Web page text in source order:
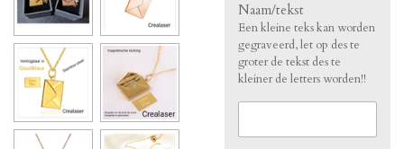
Naam/tekst
Een kleine teks kan worden
gegraveerd, let op des te
groter de tekst des te
kleiner de letters worden!!